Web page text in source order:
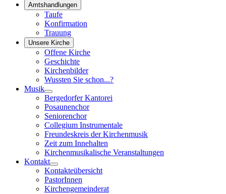
Amtshandlungen
Taufe
Konfirmation
Trauung
Unsere Kirche
Offene Kirche
Geschichte
Kirchenbilder
Wussten Sie schon...?
Musik
Bergedorfer Kantorei
Posaunenchor
Seniorenchor
Collegium Instrumentale
Freundeskreis der Kirchenmusik
Zeit zum Innehalten
Kirchenmusikalische Veranstaltungen
Kontakt
Kontakteübersicht
PastorInnen
Kirchengemeinderat